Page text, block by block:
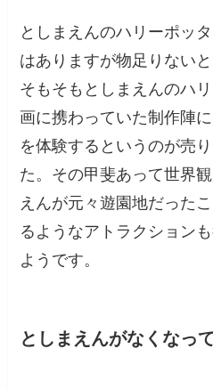
としまえんのハリーポッ
はありますが物足りない
そもそもとしまえんのハ
画に携わっていた制作陣
を体験するというのが売
た。その甲斐あって世界
えんが元々遊園地だった
るようなアトラクション
ようです。
としまえんがなくなっ